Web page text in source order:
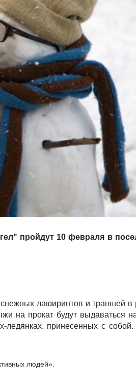
пройдут 10 февраля в
лаюиринтов и траншей в
на прокат будут выдаваться
ледянках. принесенных с
людей».